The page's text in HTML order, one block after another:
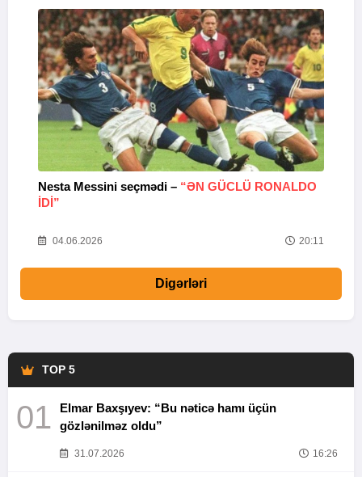
Nesta Messini seçmədi – “ƏN GÜCLÜ RONALDO
IDI”
04.06.2026 20:11
Digərləri
TOP 5
01
Elmar Baxşıyev: “Bu nəticə hamı üçün
gözlənilməz oldu”
31.07.2026 16:26